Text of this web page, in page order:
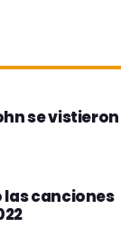
se vistieron
las canciones